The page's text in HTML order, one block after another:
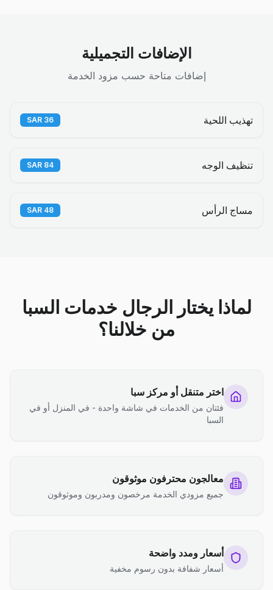
الإضافات التجميلية
إضافات متاحة حسب مزود الخدمة
تهذيب اللحية 36
SAR
تنظيف الوجه 84
SAR
مساج الرأس 48
SAR
لماذا يختار الرجال خدمات السبا
من خلالنا؟
اختر متنقل أو مركز سبا
فئتان من الخدمات في شاشة واحدة - في المنزل أو في
السبا
معالجون محترفون موثوقون
جميع مزودي الخدمة مرخصون ومدربون وموثوقون
أسعار ومدد واضحة
أسعار شفافة بدون رسوم مخفية